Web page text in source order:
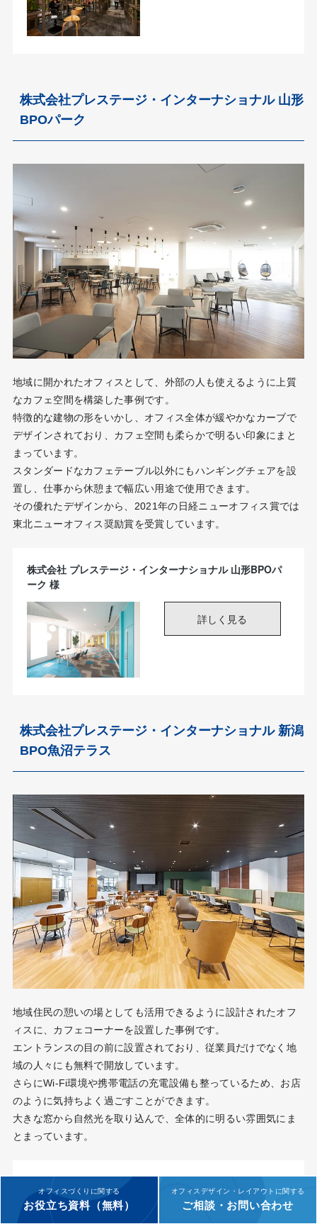
オフィスづくりに関する
お役立ち資料（無料）
オフィスデザイン・レイアウトに関する
ご相談・お問い合わせ
株式会社プレステージ・インターナショナル 山形
BPOパーク
地域に開かれたオフィスとして、外部の人も使えるように上質
なカフェ空間を構築した事例です。
特徴的な建物の形をいかし、オフィス全体が緩やかなカーブで
デザインされており、カフェ空間も柔らかで明るい印象にまと
まっています。
スタンダードなカフェテーブル以外にもハンギングチェアを設
置し、仕事から休憩まで幅広い用途で使用できます。
その優れたデザインから、2021年の日経ニューオフィス賞では
東北ニューオフィス奨励賞を受賞しています。
株式会社プレステージ・インターナショナル 新潟
BPO魚沼テラス
地域住民の憩いの場としても活用できるように設計されたオフ
ィスに、カフェコーナーを設置した事例です。
エントランスの目の前に設置されており、従業員だけでなく地
域の人々にも無料で開放しています。
さらにWi-Fi環境や携帯電話の充電設備も整っているため、お店
のように気持ちよく過ごすことができます。
大きな窓から自然光を取り込んで、全体的に明るい雰囲気にま
とまっています。